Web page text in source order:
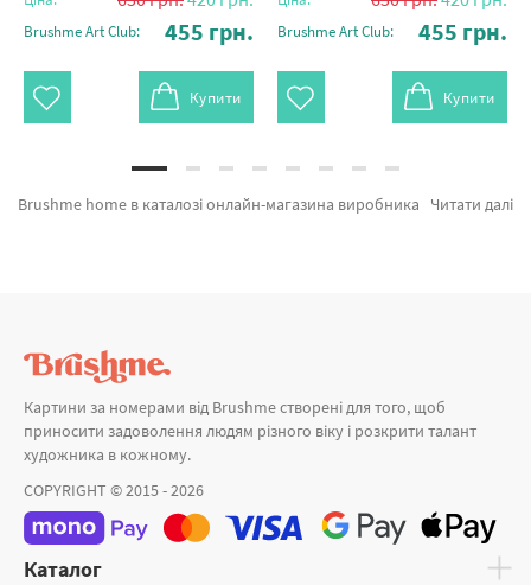
Brushme Art Club: 455 грн.
Купити
Brushme Art Club: 455 грн.
Купити
Читати далі
Brushme home в каталозі онлайн-магазина виробника картин за номерами brushme.com.ua. Тут можна з легкістю обрати Свічка насипна "Ягідна карамель" 500мл SC012 від виробника с світовим іменем Brushme який порадує якістю. Кожен продукт каталогу «Головна» надихне знайти у собі справжнього художника. Свічка насипна "Грейпфрутовий світанок" 250мл, Аромадифузор "Тропічний коктейль" 50 мл и Аромадифузор "Манговий шовк" 100 мл а также фірмових постачальників за привабливими цінами. Придбавши Прага та картина за номерами новий, блискавично доставимо в Житомир або будь-яку область України. Голуб або картини за номерами одеса, купуйте прямо зараз!
Картини за номерами від Brushme створені для того, щоб
приносити задоволення людям різного віку і розкрити талант
художника в кожному.
COPYRIGHT © 2015 - 2026
Каталог